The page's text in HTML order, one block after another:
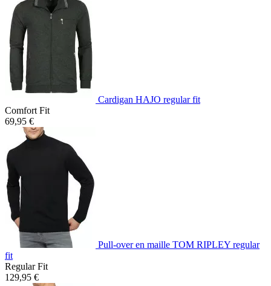
Cardigan HAJO regular fit
Comfort Fit
69,95 €
Pull-over en maille TOM RIPLEY regular
fit
Regular Fit
129,95 €